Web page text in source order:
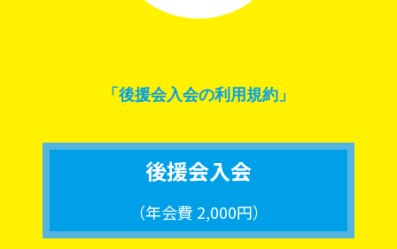
「後援会入会の利用規約」
後援会入会
（年会費 2,000円）